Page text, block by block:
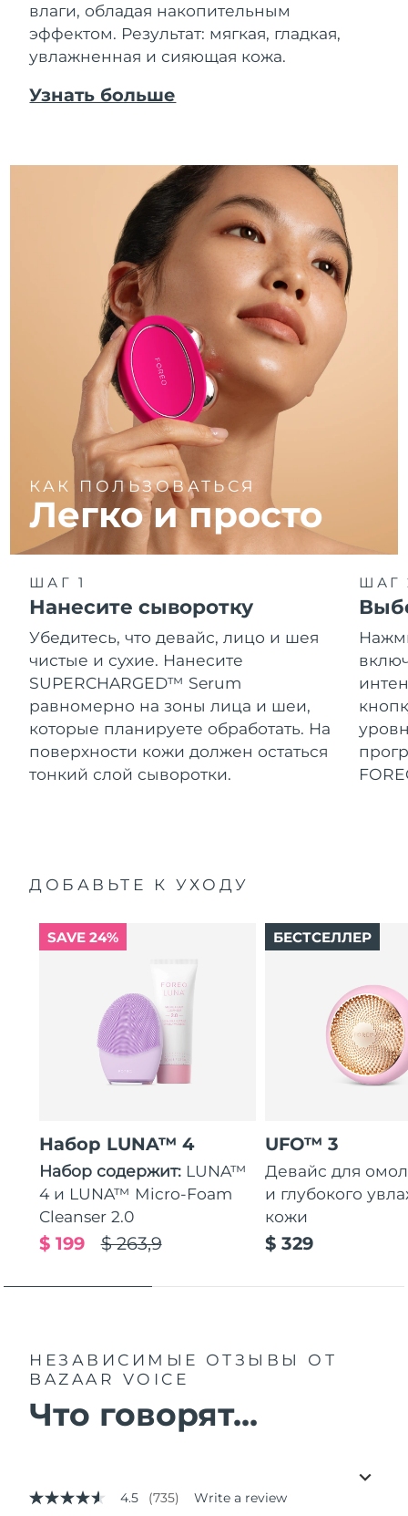
влаги, обладая накопительным
эффектом. Результат: мягкая, гладкая,
увлажненная и сияющая кожа.
Узнать больше
КАК ПОЛЬЗОВАТЬСЯ
Легко и просто
ШАГ 1
Нанесите сыворотку
Убедитесь, что девайс, лицо и шея
чистые и сухие. Нанесите
SUPERCHARGED™ Serum
равномерно на зоны лица и шеи,
которые планируете обработать. На
поверхности кожи должен остаться
тонкий слой сыворотки.
ШАГ
ДОБАВЬТЕ К УХОДУ
SAVE 24%
Набор LUNA™ 4
Набор содержит: LUNA™
4 и LUNA™ Micro-Foam
Cleanser 2.0
$ 263,9
$ 199
UFO™ 3
Девайс для
и глубокого
кожи
$ 329
БЕСТСЕЛЛЕР
НЕЗАВИСИМЫЕ ОТЗЫВЫ
ОТ
BAZAAR VOICE
Что говорят...
4.5
4.5 (735) Write a review